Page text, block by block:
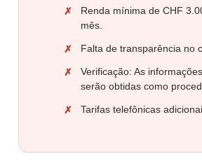
Renda mínima de CHF
mês.
Falta de transparência no
Verificação: As
serão obtidas como
Tarifas telefônicas